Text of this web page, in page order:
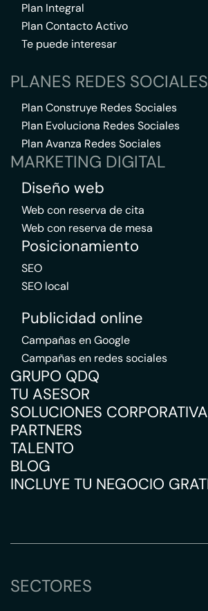
Plan Integral
Plan Contacto Activo
Te puede interesar
PLANES REDES SOCIALES
Plan Construye Redes Sociales
Plan Evoluciona Redes Sociales
Plan Avanza Redes Sociales
MARKETING DIGITAL
Diseño web
Web con reserva de cita
Web con reserva de mesa
Posicionamiento
SEO
SEO local
Publicidad online
Campañas en Google
Campañas en redes sociales
GRUPO QDQ
TU ASESOR
SOLUCIONES
PARTNERS
TALENTO
BLOG
INCLUYE TU NEGOCIO
SECTORES